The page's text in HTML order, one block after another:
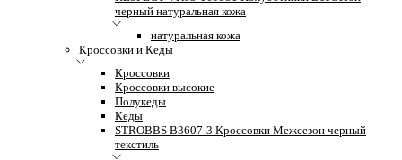
черный натуральная кожа
натуральная кожа
Кроссовки и Кеды
Кроссовки
Кроссовки высокие
Полукеды
Кеды
STROBBS B3607-3 Кроссовки Межсезон черный
текстиль